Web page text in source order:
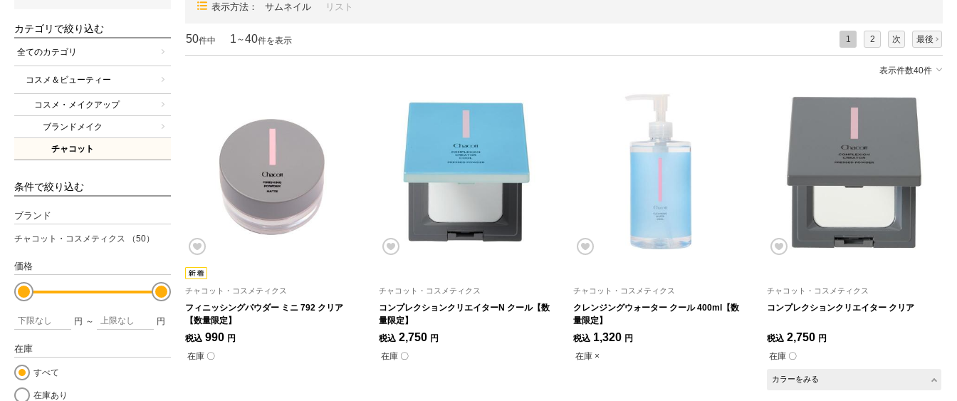
カテゴリで絞り込む
全てのカテゴリ
コスメ＆ビューティー
コスメ・メイクアップ
ブランドメイク
チャコット
条件で絞り込む
ブランド
チャコット・コスメティクス （50）
価格
円 ～ 円
在庫
すべて
在庫あり
表示方法
サムネイル リスト
50件中 1 ～40件を表示 1 2 次 最後
表示件数40件
チャコット・コスメティクス
フィニッシングパウダー ミニ 792 クリア
【数量限定】
税込 990 円
在庫 〇
チャコット・コスメティクス
コンプレクションクリエイターN クール【数
量限定】
税込 2,750 円
在庫 〇
チャコット・コスメティクス
クレンジングウォーター クール 400ml【数
量限定】
税込 1,320 円
在庫 ×
チャコット・コスメティクス
コンプレクションクリエイター クリア
税込 2,750 円
在庫 〇
カラーをみる